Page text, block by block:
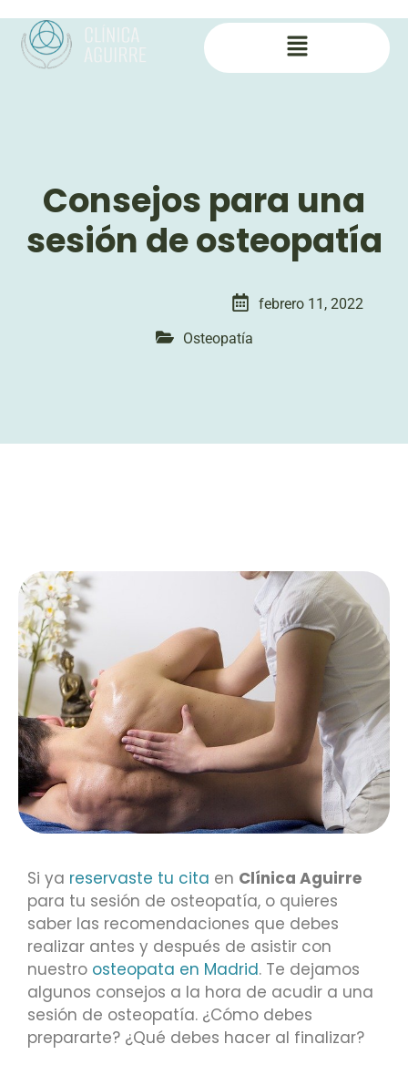
Consejos para una
sesión de osteopatía
febrero 11, 2022
Osteopatía
Si ya reservaste tu cita en Clínica Aguirre
para tu sesión de osteopatía, o quieres
saber las recomendaciones que debes
realizar antes y después de asistir con
nuestro osteopata en Madrid. Te dejamos
algunos consejos a la hora de acudir a una
sesión de osteopatía. ¿Cómo debes
prepararte? ¿Qué debes hacer al finalizar?